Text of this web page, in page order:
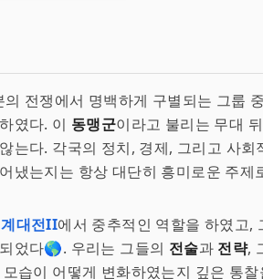
전쟁에서 명백하게 구별되는 그룹
였다. 이 동맹군이라고 불리는 무대
는다. 각국의 정치, 경제, 그리고 사회
냈는지는 항상 대단히 흥미로운 주제
대전II에서 중추적인 역할을 하였고,
었다🌎. 우리는 그들의 전술과 전략,
습이 어떻게 변화하였는지 깊은 통